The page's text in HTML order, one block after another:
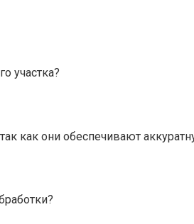
участка?
как они обеспечивают